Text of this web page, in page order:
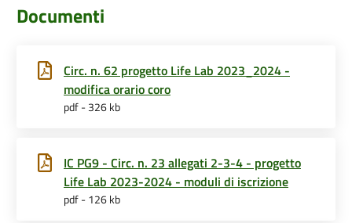
Documenti
Circ. n. 62 progetto Life Lab 2023_2024 -
modifica orario coro
pdf - 326 kb
IC PG9 - Circ. n. 23 allegati 2-3-4 - progetto
Life Lab 2023-2024 - moduli di iscrizione
pdf - 126 kb